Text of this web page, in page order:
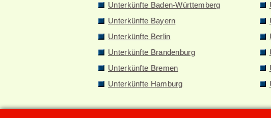
Unterkünfte Baden-Württemberg
Unterkünfte Bayern
Unterkünfte Berlin
Unterkünfte Brandenburg
Unterkünfte Bremen
Unterkünfte Hamburg